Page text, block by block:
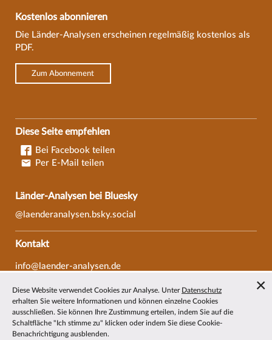
Kostenlos abonnieren
Die Länder-Analysen erscheinen regelmäßig kostenlos als
PDF.
Zum Abonnement
Diese Seite empfehlen
Bei Facebook teilen
Per E-Mail teilen
Länder-Analysen bei Bluesky
@laenderanalysen.bsky.social
Kontakt
info@laender-analysen.de
Fax: 0421/218-69607
Redaktionen
Wissenschaftliche Beiräte
Diese Website verwendet Cookies zur Analyse. Unter Datenschutz
erhalten Sie weitere Informationen und können einzelne Cookies
ausschließen. Sie können Ihre Zustimmung erteilen, indem Sie auf die
Schaltfläche "Ich stimme zu" klicken oder indem Sie diese Cookie-
Benachrichtigung ausblenden.